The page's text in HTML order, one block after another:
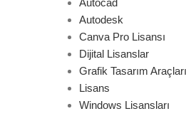
Autocad
Autodesk
Canva Pro Lisansı
Dijital Lisanslar
Grafik Tasarım Araçları
Lisans
Windows Lisansları